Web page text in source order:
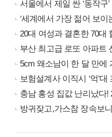
서울에서 제일 싼 ‘동작구
‘세계에서 가장 젊어 보이
20대 여성과 결혼한 70대
부산 최고급 로또 아파트
5cm 왜소남이 한 달 만에
보험설계사 이직시 ‘억’
충남 홍성 집값 난리났다!
방귀잦고,가스참 장속보